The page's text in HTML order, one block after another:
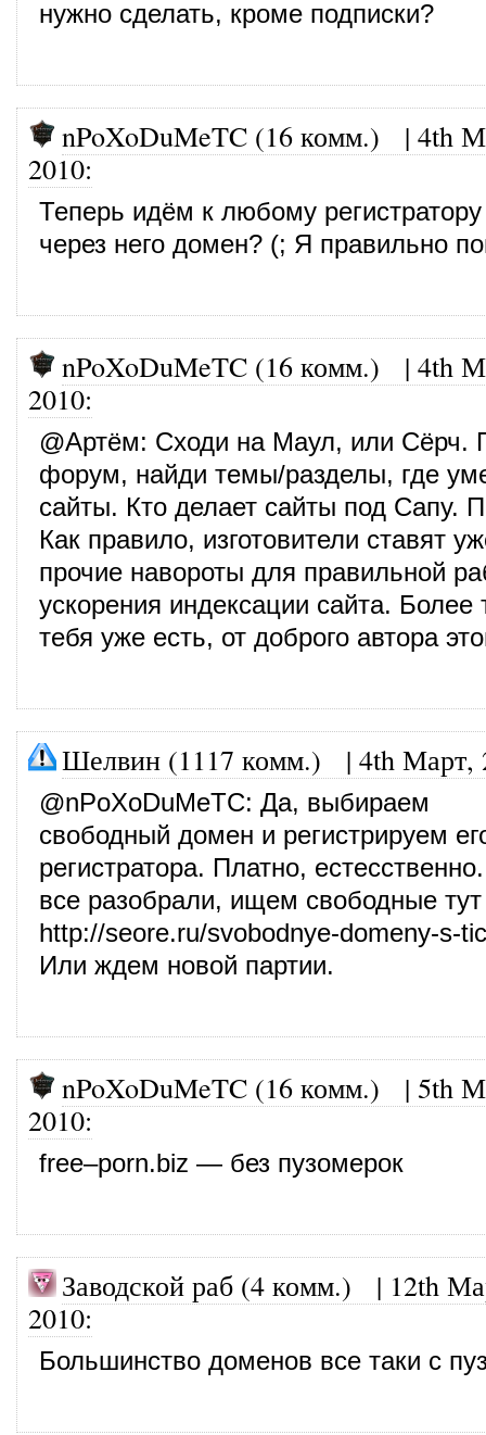
нужно сделать, кроме подписки?
nPoXoDuMeTC (16 комм.) | 4th
2010:
Теперь идём к любому
через него домен? (; Я правильно
nPoXoDuMeTC (16 комм.) | 4th
2010:
@Артём: Сходи на Маул, или Сёрч.
форум, найди темы/разделы, где
сайты. Кто делает сайты под Сапу.
Как правило, изготовители ставят
прочие навороты для правильной
ускорения индексации сайта. Более
тебя уже есть, от доброго автора
Шелвин (1117 комм.) | 4th Март,
@nPoXoDuMeTC: Да, выбираем
свободный домен и регистрируем
регистратора. Платно,
все разобрали, ищем свободные
http://seore.ru/svobodnye-domeny-s-
Или ждем новой партии.
nPoXoDuMeTC (16 комм.) | 5th
2010:
free–porn.biz — без пузомерок
Заводской раб (4 комм.) | 12th
2010:
Большинство доменов все таки с